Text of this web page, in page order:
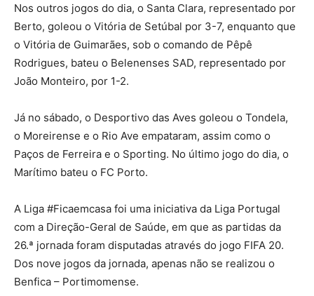
Nos outros jogos do dia, o Santa Clara, representado por
Berto, goleou o Vitória de Setúbal por 3-7, enquanto que
o Vitória de Guimarães, sob o comando de Pêpê
Rodrigues, bateu o Belenenses SAD, representado por
João Monteiro, por 1-2.
Já no sábado, o Desportivo das Aves goleou o Tondela,
o Moreirense e o Rio Ave empataram, assim como o
Paços de Ferreira e o Sporting. No último jogo do dia, o
Marítimo bateu o FC Porto.
A Liga #Ficaemcasa foi uma iniciativa da Liga Portugal
com a Direção-Geral de Saúde, em que as partidas da
26.ª jornada foram disputadas através do jogo FIFA 20.
Dos nove jogos da jornada, apenas não se realizou o
Benfica – Portimomense.